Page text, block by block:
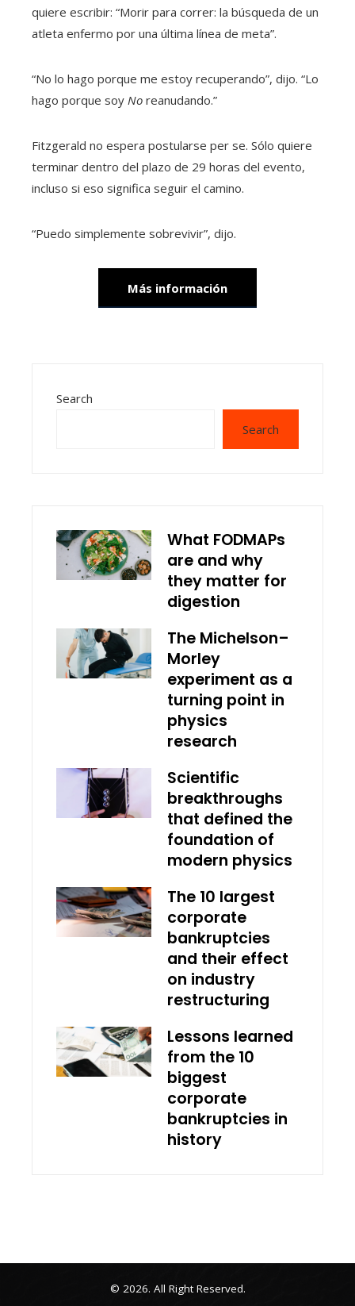
quiere escribir: “Morir para correr: la búsqueda de un
atleta enfermo por una última línea de meta”.
“No lo hago porque me estoy recuperando”, dijo. “Lo
hago porque soy No reanudando.”
Fitzgerald no espera postularse per se. Sólo quiere
terminar dentro del plazo de 29 horas del evento,
incluso si eso significa seguir el camino.
“Puedo simplemente sobrevivir”, dijo.
Más información
Search
Search
What FODMAPs
are and why
they matter for
digestion
The Michelson–
Morley
experiment as a
turning point in
physics
research
Scientific
breakthroughs
that defined the
foundation of
modern physics
The 10 largest
corporate
bankruptcies
and their effect
on industry
restructuring
Lessons learned
from the 10
biggest
corporate
bankruptcies in
history
© 2026. All Right Reserved.